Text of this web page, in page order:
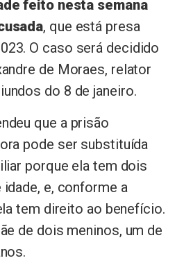
feito nesta semana
, que está presa
O caso será decidido
de Moraes, relator
do 8 de janeiro.
que a prisão
pode ser substituída
porque ela tem dois
e, conforme a
tem direito ao benefício.
de dois meninos, um de